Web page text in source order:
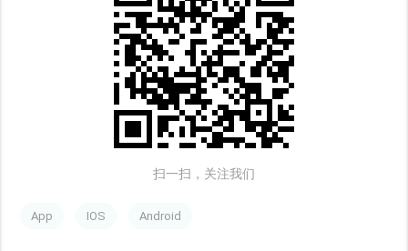
扫一扫，关注我们
App IOS Android